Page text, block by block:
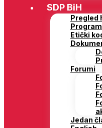
SDP BiH
Pregled
Etički
Forumi
Jedan